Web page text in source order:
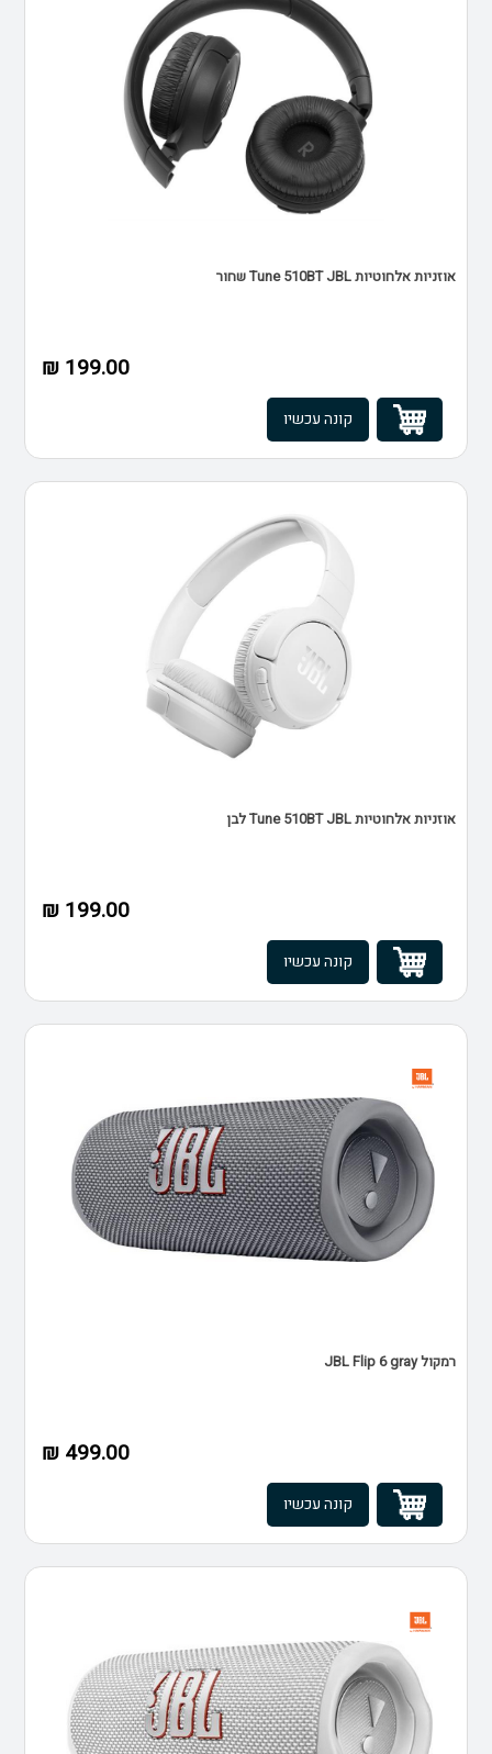
אוזניות אלחוטיות Tune 510BT JBL שחור
199.00 ₪
קונה עכשיו
אוזניות אלחוטיות Tune 510BT JBL לבן
199.00 ₪
קונה עכשיו
רמקול JBL Flip 6 gray
499.00 ₪
קונה עכשיו